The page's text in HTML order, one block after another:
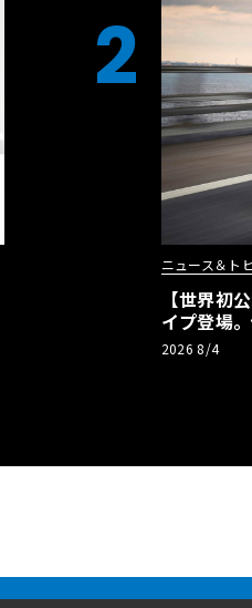
2
ニュース＆ト
【世界初
イプ登場
リーBEV
2026 8/4